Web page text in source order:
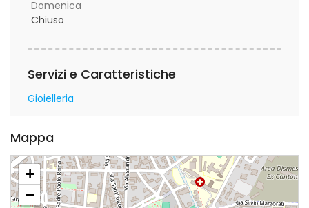
Domenica
Chiuso
Servizi e Caratteristiche
Gioielleria
Mappa
+
−